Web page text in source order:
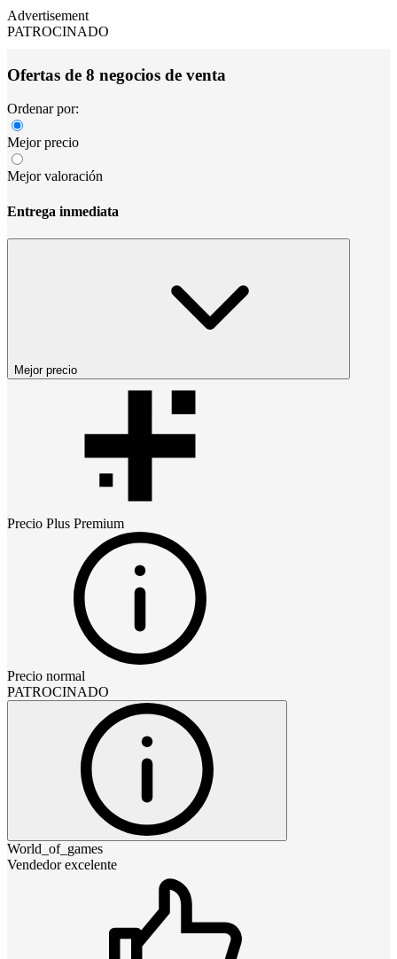
Advertisement
PATROCINADO
Ofertas de 8 negocios de venta
Ordenar por:
Mejor precio
Mejor valoración
Entrega inmediata
Mejor precio
Precio Plus Premium
Precio normal
PATROCINADO
World_of_games
Vendedor excelente